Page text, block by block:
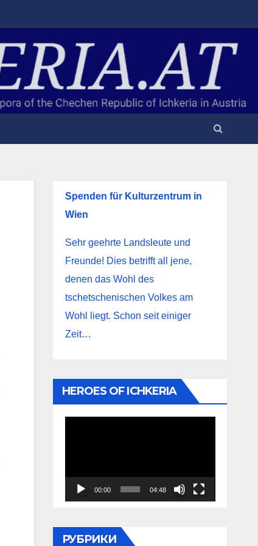
Spenden für Kulturzentrum in
Wien
Sehr geehrte Landsleute und
Freunde! Dies betrifft all jene,
denen das Wohl des
tschetschenischen Volkes am
Wohl liegt. Schon seit einiger
Zeit…
HEROES OF ICHKERIA
00:00 04:48
РУБРИКИ